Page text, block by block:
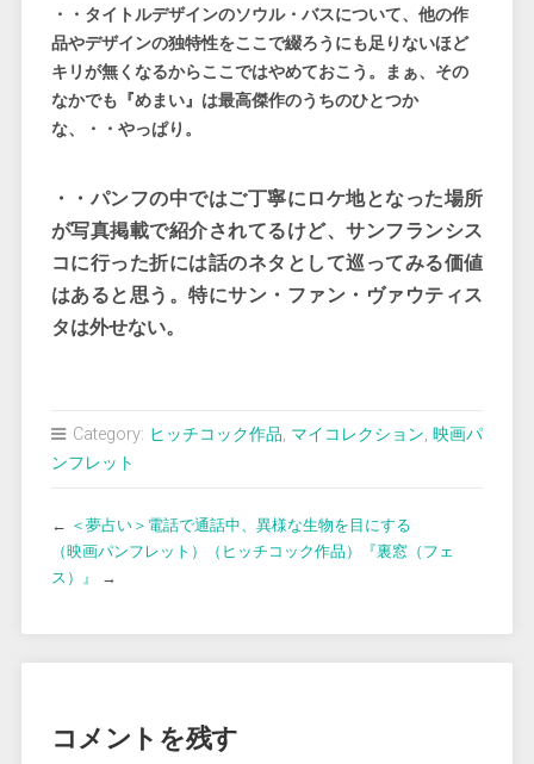
・・タイトルデザインのソウル・バスについて、他の作
品やデザインの独特性をここで綴ろうにも足りないほど
キリが無くなるからここではやめておこう。まぁ、その
なかでも『めまい』は最高傑作のうちのひとつか
な、・・やっぱり。
・・パンフの中ではご丁寧にロケ地となった場所
が写真掲載で紹介されてるけど、サンフランシス
コに行った折には話のネタとして巡ってみる価値
はあると思う。特にサン・ファン・ヴァウティス
タは外せない。
Category: ヒッチコック作品, マイコレクション, 映画パ
ンフレット
← ＜夢占い＞電話で通話中、異様な生物を目にする
（映画パンフレット）（ヒッチコック作品）『裏窓（フェ
ス）』
→
コメントを残す